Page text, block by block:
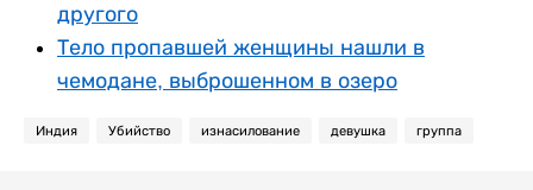
другого
Тело пропавшей женщины нашли в
чемодане, выброшенном в озеро
Индия Убийство изнасилование девушка группа